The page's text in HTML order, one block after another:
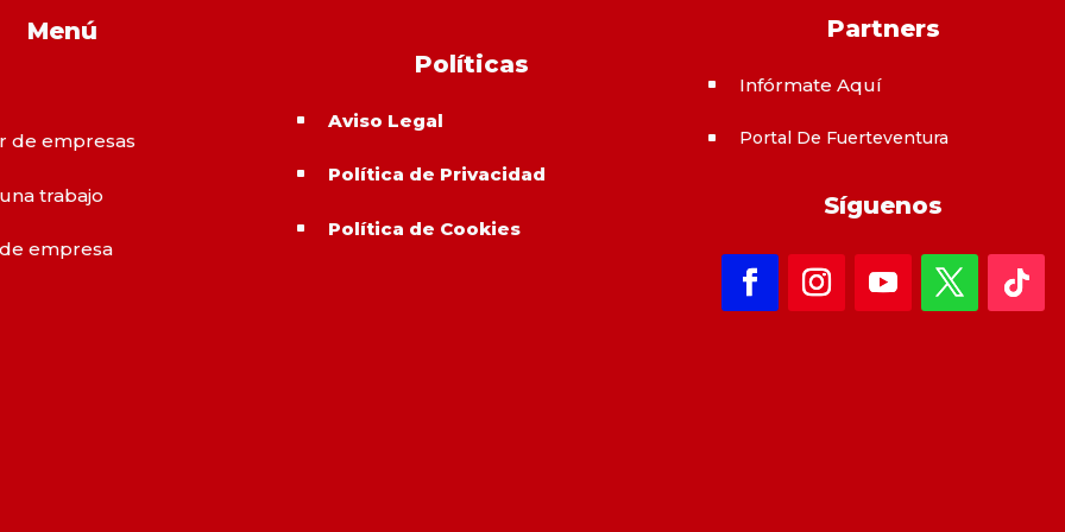
Menú
de empresas
trabajo
empresa
Políticas
^ Aviso Legal
^ Política de Privacidad
^ Política de Cookies
Partners
^ Infórmate Aquí
^ Portal De Fuerteventura
Síguenos